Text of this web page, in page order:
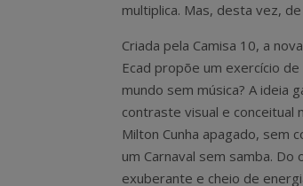
multiplica. Mas, desta vez,
Criada pela Camisa 10, a
Ecad propõe um exercício
mundo sem música? A ideia
contraste visual e conceitual
Milton Cunha apagado, sem
um Carnaval sem samba.
exuberante e cheio de